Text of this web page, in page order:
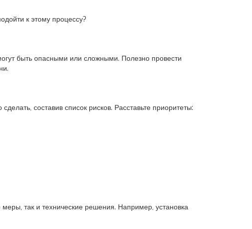
к этому процессу?
быть опасными или сложными. Полезно провести
составив список рисков. Расставьте приоритеты:
так и технические решения. Например, установка